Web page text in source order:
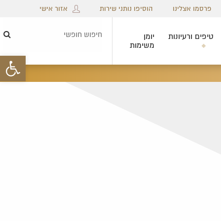
פתח
פרסמו אצלינו הוסיפו נותני שירות אזור אישי
טיפים ורעיונות
יומן
משימות
×